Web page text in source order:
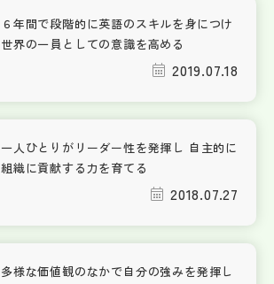
６年間で段階的に英語のスキルを身につけ
世界の一員としての意識を高める
2019.07.18
一人ひとりがリーダー性を発揮し 自主的に
組織に貢献する力を育てる
2018.07.27
多様な価値観のなかで自分の強みを発揮し